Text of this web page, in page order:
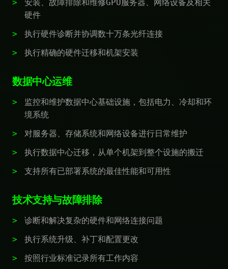
安装、故障排除和维修GPU服务器、网络设备及相关
硬件
执行硬件诊断并协调数十万条光纤连接
执行精确的硬件迁移和机架安装
数据中心运维
监控和维护数据中心基础设施，包括电力、冷却和环
境系统
对服务器、存储系统和网络设备进行日常维护
执行数据中心迁移，从单个机架到整个设施的搬迁
支持所有已部署系统的最佳性能和可用性
技术支持与故障排除
诊断和解决复杂的硬件和网络连接问题
执行系统升级、补丁和配置更改
按照行业标准记录所有工作内容